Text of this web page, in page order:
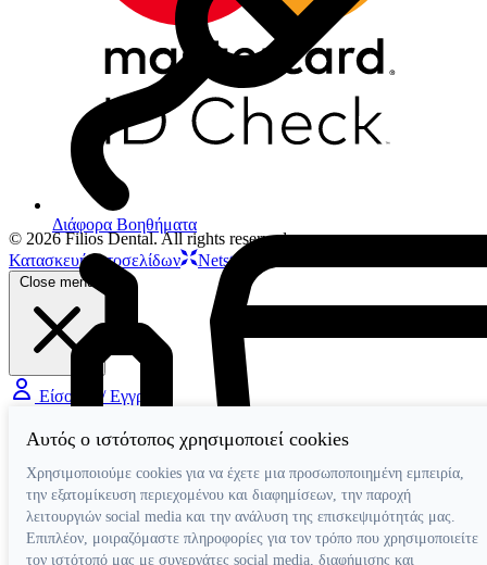
Διάφορα Βοηθήματα
© 2026 Filios Dental. All rights reserved.
Κατασκευή ιστοσελίδων
Netstudio
Close menu
Είσοδος / Εγγραφή
Αυτός ο ιστότοπος χρησιμοποιεί cookies
Χρησιμοποιούμε cookies για να έχετε μια προσωποποιημένη εμπειρία,
την εξατομίκευση περιεχομένου και διαφημίσεων, την παροχή
λειτουργιών social media και την ανάλυση της επισκεψιμότητάς μας.
Επιπλέον, μοιραζόμαστε πληροφορίες για τον τρόπο που χρησιμοποιείτε
τον ιστότοπό μας με συνεργάτες social media, διαφήμισης και